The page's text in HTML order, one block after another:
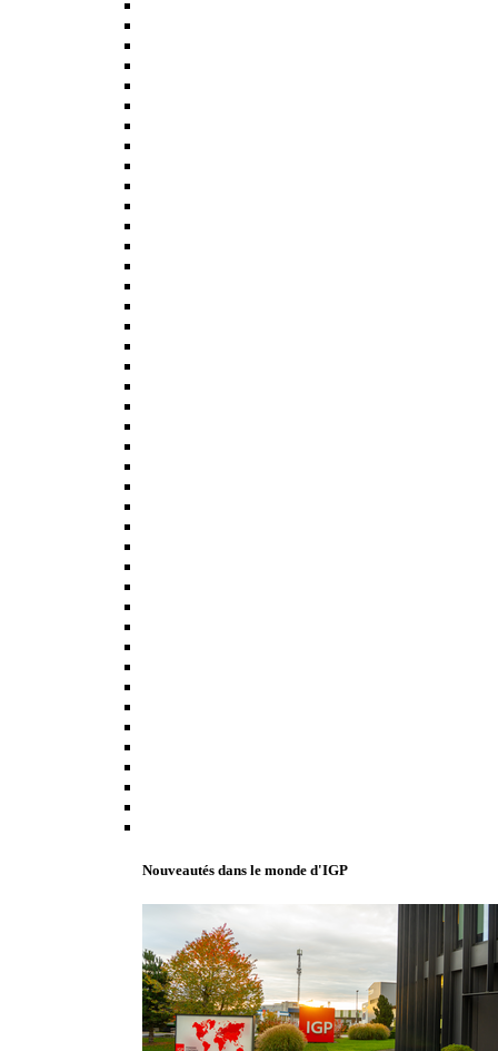
Nouveautés dans le monde d'IGP